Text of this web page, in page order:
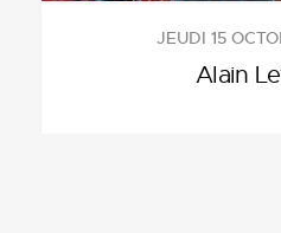
JEUDI 15
Alain